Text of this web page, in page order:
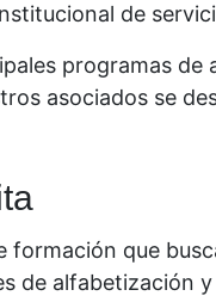
de
programas de
asociados se
formación que
de alfabetización